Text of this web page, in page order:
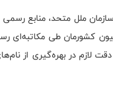
ملل متحد، منابع
کشورمان طی مکاتبه‌ای
لازم در بهره‌گیری از